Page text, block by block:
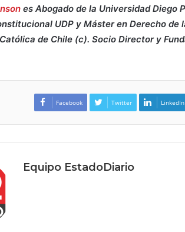
es Abogado de la Universidad Diego
UDP y Máster en Derecho de
de Chile (c). Socio Director y
Facebook Twitter LinkedIn
Equipo EstadoDiario